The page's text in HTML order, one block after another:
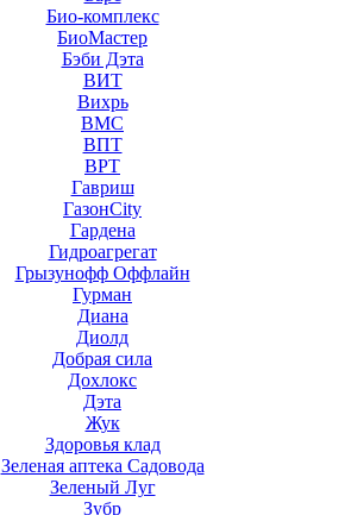
Био-комплекс
БиоМастер
Бэби Дэта
ВИТ
Вихрь
ВМС
ВПТ
ВРТ
Гавриш
ГазонCity
Гардена
Гидроагрегат
Грызунофф Оффлайн
Гурман
Диана
Диолд
Добрая сила
Дохлокс
Дэта
Жук
Здоровья клад
Зеленая аптека Садовода
Зеленый Луг
Зубр